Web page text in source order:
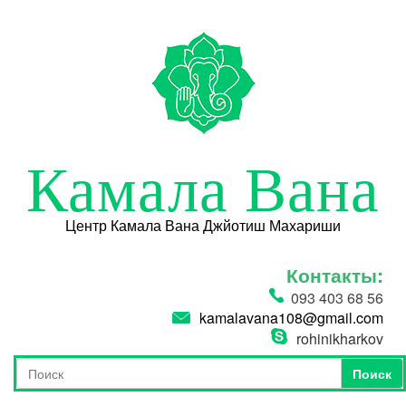
Камала Вана
Центр Камала Вана Джйотиш Махариши
Контакты:
093 403 68 56
kamalavana108@gmail.com
rohinikharkov
Форма поиска
Поиск